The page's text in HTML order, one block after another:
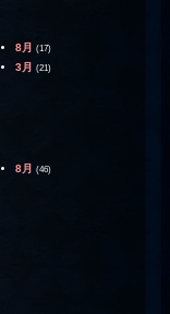
8月 (17)
3月 (21)
8月 (46)